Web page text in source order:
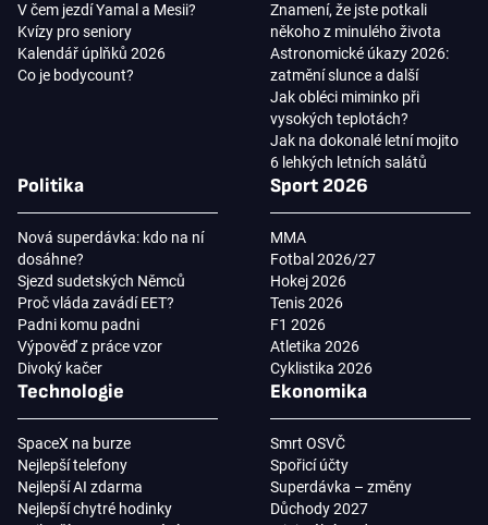
V čem jezdí Yamal a Mesii?
Kvízy pro seniory
Kalendář úplňků 2026
Co je bodycount?
Znamení, že jste potkali
někoho z minulého života
Astronomické úkazy 2026:
zatmění slunce a další
Jak obléci miminko při
vysokých teplotách?
Jak na dokonalé letní mojito
6 lehkých letních salátů
Politika
Nová superdávka: kdo na ní
dosáhne?
Sjezd sudetských Němců
Proč vláda zavádí EET?
Padni komu padni
Výpověď z práce vzor
Divoký kačer
Sport 2026
MMA
Fotbal 2026/27
Hokej 2026
Tenis 2026
F1 2026
Atletika 2026
Cyklistika 2026
Technologie
SpaceX na burze
Nejlepší telefony
Nejlepší AI zdarma
Nejlepší chytré hodinky
Ekonomika
Smrt OSVČ
Spořicí účty
Superdávka – změny
Důchody 2027